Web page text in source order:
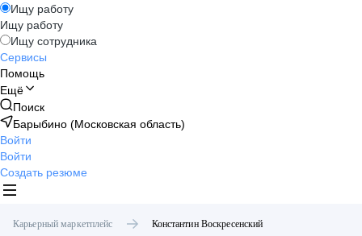
Ищу работу
Ищу работу
Ищу сотрудника
Сервисы
Помощь
Ещё
Поиск
Барыбино (Московская область)
Войти
Войти
Создать резюме
Карьерный маркетплейс Константин Воскресенский